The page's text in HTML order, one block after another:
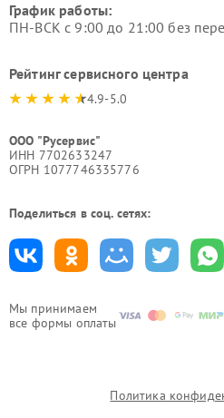
Мы принимаем
все формы оплаты
График работы:
ПН-ВСК с 9:00 до 21:00 без
Рейтинг сервисного центра
4.9-5.0
ООО "Русервис"
ИНН 7702633247
ОГРН 1077746335776
Поделиться в соц. сетях:
Политика